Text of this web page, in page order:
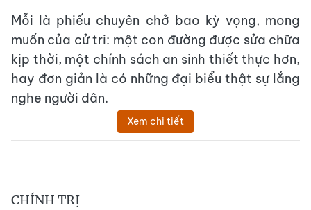
Mỗi là phiếu chuyên chở bao kỳ vọng, mong
muốn của cử tri: một con đường được sửa chữa
kịp thời, một chính sách an sinh thiết thực hơn,
hay đơn giản là có những đại biểu thật sự lắng
nghe người dân.
Xem chi tiết
CHÍNH TRỊ